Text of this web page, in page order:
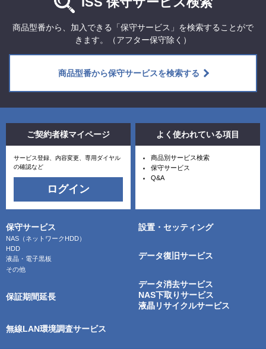
商品型番から、加入できる「保守サービス」を検索することがで
きます。（アフター保守除く）
商品型番から保守サービスを検索する
ご契約者様マイページ
サービス登録、内容変更、専用ダイヤル
の確認など
ログイン
よく使われている項目
商品別サービス検索
保守サービス
Q&A
保守サービス
NAS（ネットワークHDD）
HDD
液晶・電子黒板
その他
保証期間延長
設置・セッティング
データ復旧サービス
データ消去サービス
NAS下取りサービス
液晶リサイクルサービス
無線LAN環境調査サービス